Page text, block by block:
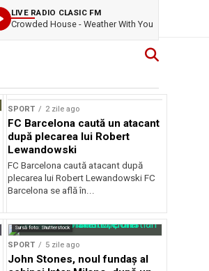
LIVE RADIO CLASIC FM
Crowded House - Weather With You
SPORT 2 zile ago
FC Barcelona caută un atacant
după plecarea lui Robert
Lewandowski
FC Barcelona caută atacant după
plecarea lui Robert Lewandowski FC
Barcelona se află în...
Sursă foto: Shutterstock
SPORT 5 zile ago
John Stones, noul fundaș al